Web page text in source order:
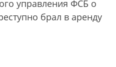
управления ФСБ о
брал в аренду